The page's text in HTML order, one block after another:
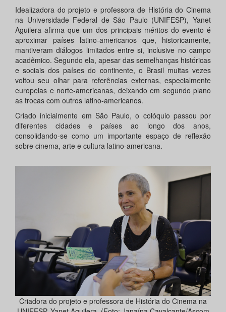
Idealizadora do projeto e professora de História do Cinema
na Universidade Federal de São Paulo (UNIFESP), Yanet
Aguilera afirma que um dos principais méritos do evento é
aproximar países latino-americanos que, historicamente,
mantiveram diálogos limitados entre si, inclusive no campo
acadêmico. Segundo ela, apesar das semelhanças históricas
e sociais dos países do continente, o Brasil muitas vezes
voltou seu olhar para referências externas, especialmente
europeias e norte-americanas, deixando em segundo plano
as trocas com outros latino-americanos.
Criado inicialmente em São Paulo, o colóquio passou por
diferentes cidades e países ao longo dos anos,
consolidando-se como um importante espaço de reflexão
sobre cinema, arte e cultura latino-americana.
Criadora do projeto e professora de História do Cinema na